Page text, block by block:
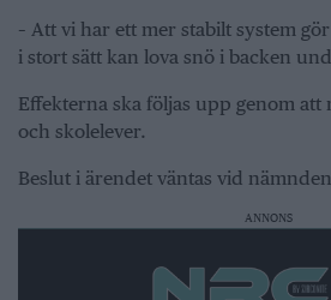
– Att vi har ett mer stabilt system
i stort sätt kan lova snö i backen
Effekterna ska följas upp genom att
och skolelever.
Beslut i ärendet väntas vid
ANNONS